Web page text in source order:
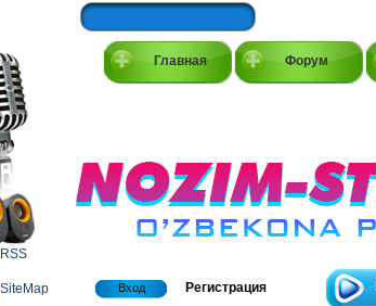
Главная Форум
RSS
SiteMap Вход Регистрация